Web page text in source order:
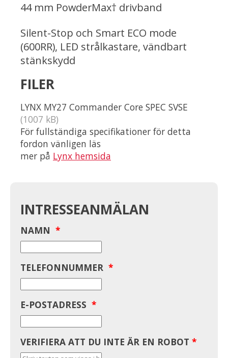
44 mm PowderMax† drivband
Silent-Stop och Smart ECO mode
(600RR), LED strålkastare, vändbart
stänkskydd
FILER
LYNX MY27 Commander Core SPEC SVSE
(1007 kB)
För fullständiga specifikationer för detta
fordon vänligen läs
mer på Lynx hemsida
INTRESSEANMÄLAN
NAMN *
TELEFONNUMMER *
E-POSTADRESS *
VERIFIERA ATT DU INTE ÄR EN ROBOT *